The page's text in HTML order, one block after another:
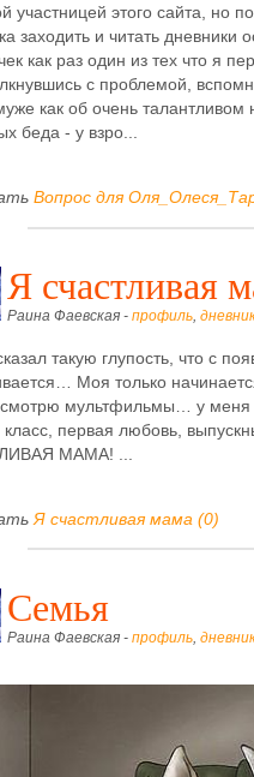
участницей этого сайта, но
заходить и читать дневники
как раз один из тех что я
с проблемой,
как об очень талантливом
беда - у взро...
Вопрос для
Я счастливая
Раина Фаевская - профиль,
такую глупость, что с
Моя только
мультфильмы… у меня
класс, первая любовь,
МАМА! ...
Я счастливая мама (0)
Семья
Раина Фаевская - профиль